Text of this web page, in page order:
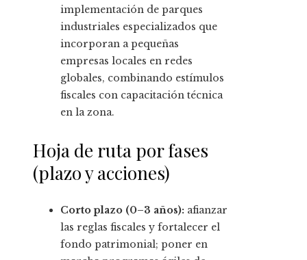
implementación de parques
industriales especializados que
incorporan a pequeñas
empresas locales en redes
globales, combinando estímulos
fiscales con capacitación técnica
en la zona.
Hoja de ruta por fases
(plazo y acciones)
Corto plazo (0–3 años): afianzar
las reglas fiscales y fortalecer el
fondo patrimonial; poner en